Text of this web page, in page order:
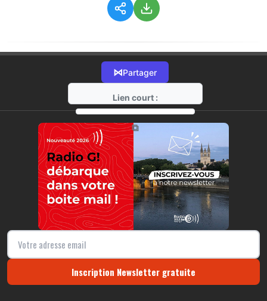
⋈Partager
Lien court :
https://radio-g.fr?13692
⧉
Inscription Newsletter gratuite